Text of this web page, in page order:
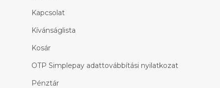
Kapcsolat
Kívánságlista
Kosár
OTP Simplepay adattovábbítási nyilatkozat
Pénztár